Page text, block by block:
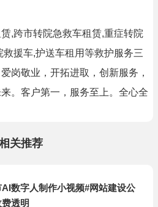
,跨市转院急救车租赁,重症转院
援车,护送车租用等救护服务三
岗敬业，开拓进取，创新服务，
。客户第一，服务至上。全心全
关推荐
数字人制作小视频#网站建设公
透明